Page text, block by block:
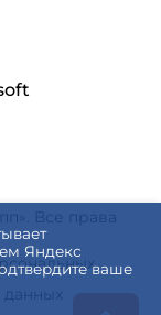
Яндекс
ваше
Все права